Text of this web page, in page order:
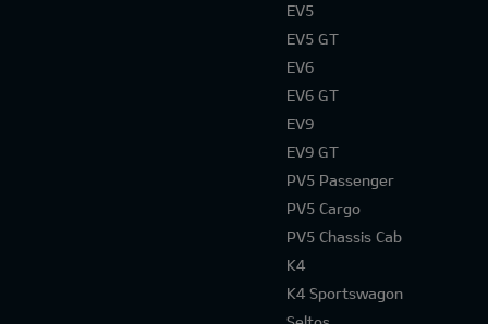
EV5
EV5 GT
EV6
EV6 GT
EV9
EV9 GT
PV5 Passenger
PV5 Cargo
PV5 Chassis Cab
K4
K4 Sportswagon